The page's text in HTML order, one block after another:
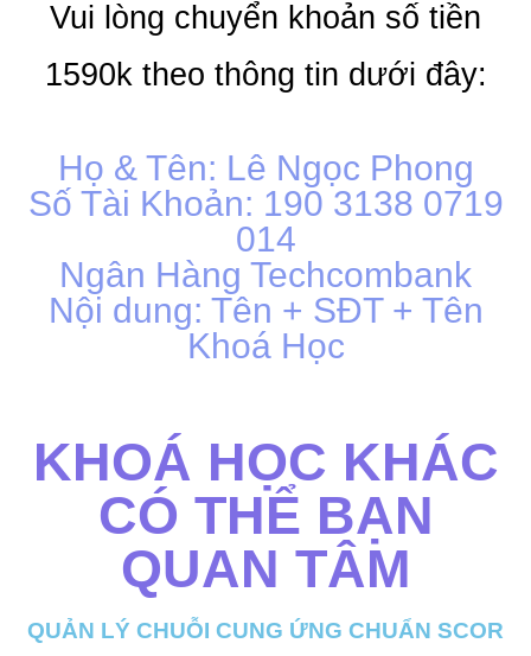
Vui lòng chuyển khoản số tiền
1590k theo thông tin dưới đây:
Họ & Tên: Lê Ngọc Phong
Số Tài Khoản: 190 3138 0719
014
Ngân Hàng Techcombank
Nội dung: Tên + SĐT + Tên
Khoá Học
KHOÁ HỌC KHÁC
CÓ THỂ BẠN
QUAN TÂM
QUẢN LÝ CHUỖI CUNG ỨNG CHUẨN SCOR